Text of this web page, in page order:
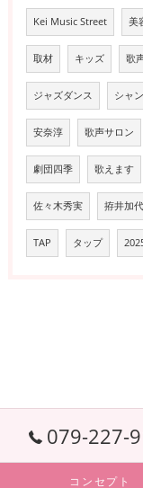
Kei Music Street 美
取材 キッズ 歌
ジャズダンス シャ
安奈淳 歌声サロン
劇団四季 歌えます
佐々木秀実 拵井加
TAP タップ
079-227-
コンセプト